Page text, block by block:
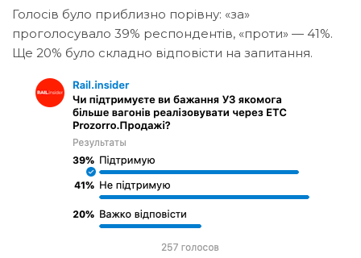
Голосів було приблизно порівну: «за»
проголосувало 39% респондентів, «проти» — 41%.
Ще 20% було складно відповісти на запитання.